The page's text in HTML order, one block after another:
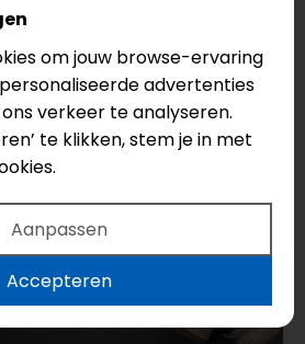
om jouw browse-ervaring
advertenties
verkeer te analyseren.
te klikken, stem je in met
Aanpassen
Accepteren